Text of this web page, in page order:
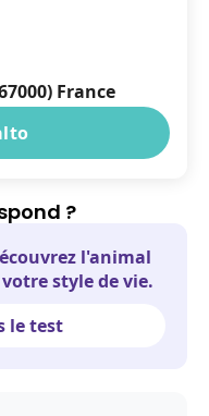
France
?
l'animal
style de vie.
le test